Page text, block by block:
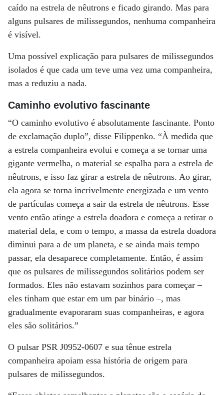
caído na estrela de nêutrons e ficado girando. Mas para
alguns pulsares de milissegundos, nenhuma companheira
é visível.
Uma possível explicação para pulsares de milissegundos
isolados é que cada um teve uma vez uma companheira,
mas a reduziu a nada.
Caminho evolutivo fascinante
“O caminho evolutivo é absolutamente fascinante. Ponto
de exclamação duplo”, disse Filippenko. “À medida que
a estrela companheira evolui e começa a se tornar uma
gigante vermelha, o material se espalha para a estrela de
nêutrons, e isso faz girar a estrela de nêutrons. Ao girar,
ela agora se torna incrivelmente energizada e um vento
de partículas começa a sair da estrela de nêutrons. Esse
vento então atinge a estrela doadora e começa a retirar o
material dela, e com o tempo, a massa da estrela doadora
diminui para a de um planeta, e se ainda mais tempo
passar, ela desaparece completamente. Então, é assim
que os pulsares de milissegundos solitários podem ser
formados. Eles não estavam sozinhos para começar –
eles tinham que estar em um par binário –, mas
gradualmente evaporaram suas companheiras, e agora
eles são solitários.”
O pulsar PSR J0952-0607 e sua tênue estrela
companheira apoiam essa história de origem para
pulsares de milissegundos.